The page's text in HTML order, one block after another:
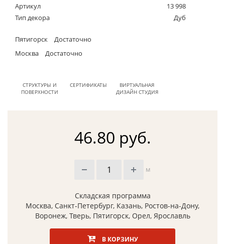
Артикул
13 998
Тип декора
Дуб
Пятигорск
Достаточно
Москва
Достаточно
СТРУКТУРЫ И
ПОВЕРХНОСТИ
СЕРТИФИКАТЫ
ВИРТУАЛЬНАЯ
ДИЗАЙН СТУДИЯ
46.80 руб.
м
Складская программа
Москва, Санкт-Петербург, Казань, Ростов-на-Дону,
Воронеж, Тверь, Пятигорск, Орел, Ярославль
В КОРЗИНУ